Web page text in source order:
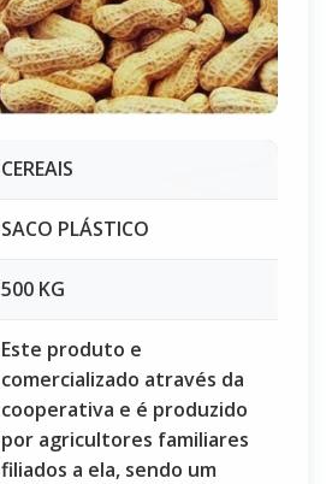
CEREAIS
SACO PLÁSTICO
500 KG
Este produto e
comercializado através da
cooperativa e é produzido
por agricultores familiares
filiados a ela, sendo um